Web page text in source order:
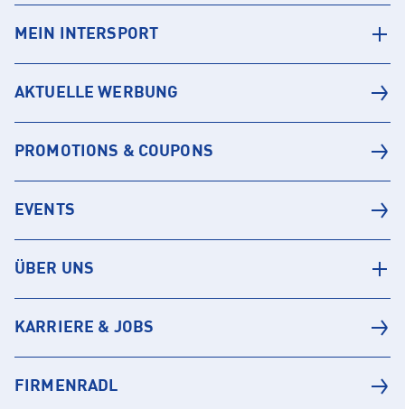
MEIN INTERSPORT
AKTUELLE WERBUNG
PROMOTIONS & COUPONS
EVENTS
ÜBER UNS
KARRIERE & JOBS
FIRMENRADL